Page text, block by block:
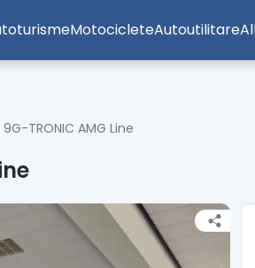
MotocicleteAutoutilitare
TRONIC AMG Line